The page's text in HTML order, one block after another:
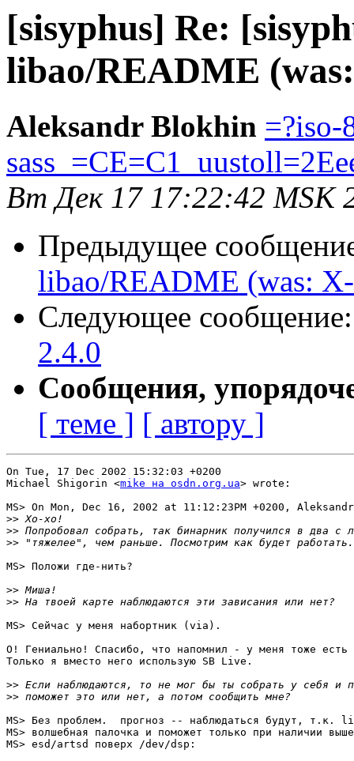
[sisyphus] Re:
libao/README
Aleksandr Blokhin =?iso-
Вт Дек 17 17:22:42 MSK
Предыдущее
libao/README (was:
Следующее
2.4.0
Сообщения,
[ теме ] [ автору ]
On Tue, 17 Dec 2002 15:32:03 +0200
Michael Shigorin <mike на osdn.org.ua> wrote:
MS> On Mon, Dec 16, 2002 at 11:12:23PM +0200,
>>
>>
>>
MS> Положи где-нить?
>>
>>
MS> Сейчас у меня набортник (via).
О! Гениально! Спасибо, что напомнил - у меня тоже
Только я вместо него использую SB Live.
>>
>>
MS> Без проблем.  прогноз -- наблюдаться будут, т.к.
MS> волшебная палочка и поможет только при наличии
MS> esd/artsd поверх /dev/dsp: